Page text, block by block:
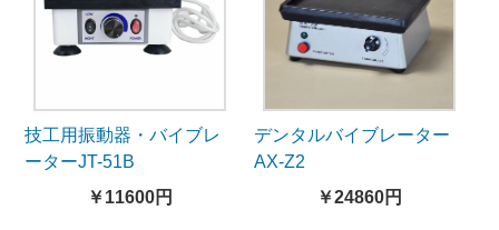
技工用振動器・バイブレ
ーターJT-51B
￥11600円
デンタルバイブレーター
AX-Z2
￥24860円